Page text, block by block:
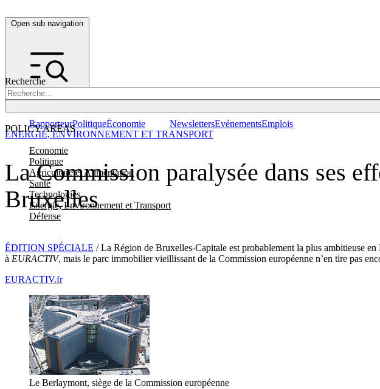
Open sub navigation
Recherche
POLICY AREAS
Economie
Politique
Agriculture et Alimentation
Santé
Technologies
Energie, Environnement et Transport
Défense
RapporteurPolitiqueÉconomie NewslettersEvénementsEmplois
La Commission paralysée dans ses
Bruxelles
ÉDITION SPÉCIALE / La Région de Bruxelles-Capitale est probablement la plus ambitieuse
à EURACTIV, mais le parc immobilier vieillissant de la Commission européenne n’en tire pas
ENERGIE, ENVIRONNEMENT ET TRANSPORT
EURACTIV.fr
Le Berlaymont, siège de la Commission européenne